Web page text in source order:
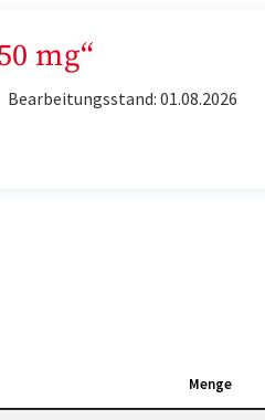
mg“
Bearbeitungsstand: 01.08.2026
Menge